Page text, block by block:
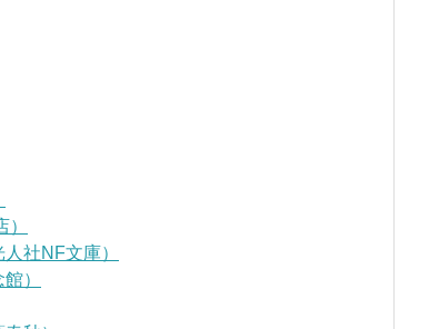
社NF文庫）
）